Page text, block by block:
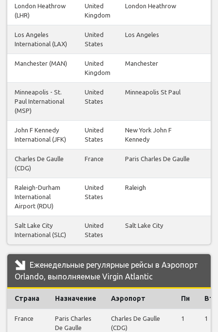
London Heathrow
(LHR)
United
Kingdom
London Heathrow
Los Angeles
International (LAX)
United
States
Los Angeles
Manchester (MAN)
United
Kingdom
Manchester
Minneapolis - St.
Paul International
(MSP)
United
States
Minneapolis St Paul
John F Kennedy
International (JFK)
United
States
New York John F
Kennedy
Charles De Gaulle
(CDG)
France Paris Charles De Gaulle
Raleigh-Durham
International
Airport (RDU)
United
States
Raleigh
Salt Lake City
International (SLC)
United
States
Salt Lake City
Еженедельные регулярные рейсы в Аэропорт
Orlando, выполняемые Virgin Atlantic
Страна Назначение Аэропорт Пн Вт
France
Paris Charles
De Gaulle
Charles De Gaulle
(CDG)
1 1